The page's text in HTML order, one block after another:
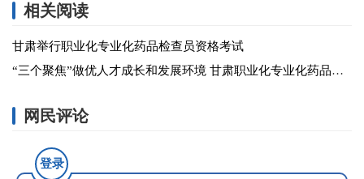
相关阅读
甘肃举行职业化专业化药品检查员资格考试
“三个聚焦”做优人才成长和发展环境 甘肃职业化专业化药品检查员队伍建设出真招见实效
网民评论
登录